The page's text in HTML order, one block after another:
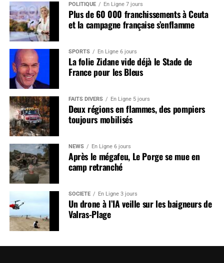
POLITIQUE En Ligne 7 jours
Plus de 60 000 franchissements à Ceuta
et la campagne française s’enflamme
SPORTS En Ligne 6 jours
La folie Zidane vide déjà le Stade de
France pour les Bleus
FAITS DIVERS En Ligne 5 jours
Deux régions en flammes, des pompiers
toujours mobilisés
NEWS En Ligne 6 jours
Après le mégafeu, Le Porge se mue en
camp retranché
SOCIÉTÉ En Ligne 3 jours
Un drone à l’IA veille sur les baigneurs de
Valras-Plage